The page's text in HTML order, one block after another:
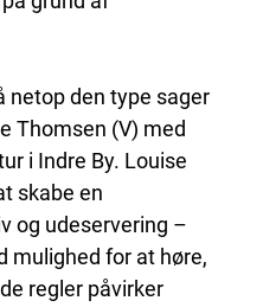
den type sager
Thomsen (V) med
i Indre By. Louise
skabe en
og udeservering –
mulighed for at høre,
regler påvirker